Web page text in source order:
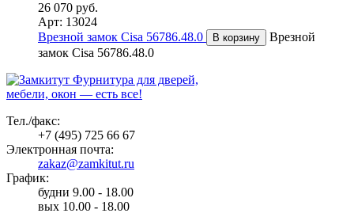
26 070 руб.
Арт: 13024
Врезной замок Cisa 56786.48.0
В корзину
Врезной
замок Cisa 56786.48.0
Фурнитура для дверей,
мебели, окон — есть все!
Тел./факс:
+7 (495) 725 66 67
Электронная почта:
zakaz@zamkitut.ru
График:
будни 9.00 - 18.00
вых 10.00 - 18.00